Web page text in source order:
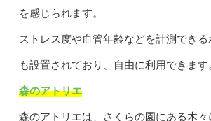
を感じられます。
ストレス度や血管年齢などを計測でき
も設置されており、自由に利用できます
森のアトリエ
森のアトリエは、さくらの園にある木